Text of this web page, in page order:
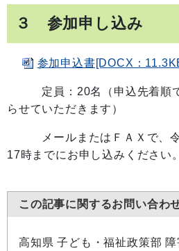
３ 参加申し込み
参加申込書[DOCX：
定員：20名（申込先着順で
らせていただきます）
メールまたはＦＡＸで、令
17時までにお申し込みください。
この記事に関するお問い合わ
高知県 子ども・福祉政策部